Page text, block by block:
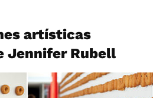
artísticas
Jennifer Rubell